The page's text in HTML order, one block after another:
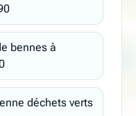
bennes à
déchets verts